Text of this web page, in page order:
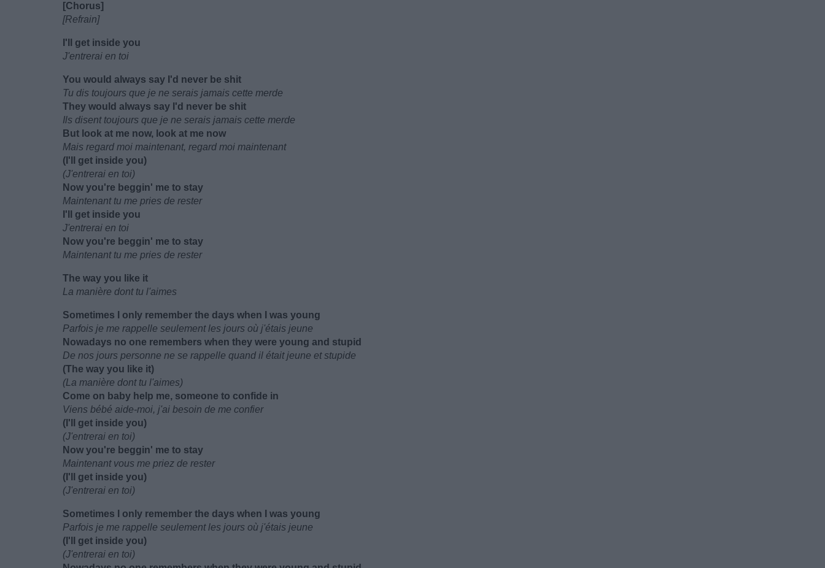
[Chorus]
[Refrain]
I'll get inside you
J'entrerai en toi
You would always say I'd never be shit
Tu dis toujours que je ne serais jamais cette merde
They would always say I'd never be shit
Ils disent toujours que je ne serais jamais cette merde
But look at me now, look at me now
Mais regard moi maintenant, regard moi maintenant
(I'll get inside you)
(J'entrerai en toi)
Now you're beggin' me to stay
Maintenant tu me pries de rester
I'll get inside you
J'entrerai en toi
Now you're beggin' me to stay
Maintenant tu me pries de rester
The way you like it
La manière dont tu l'aimes
Sometimes I only remember the days when I was young
Parfois je me rappelle seulement les jours où j'étais jeune
Nowadays no one remembers when they were young and stupid
De nos jours personne ne se rappelle quand il était jeune et stupide
(The way you like it)
(La manière dont tu l'aimes)
Come on baby help me, someone to confide in
Viens bébé aide-moi, j'ai besoin de me confier
(I'll get inside you)
(J'entrerai en toi)
Now you're beggin' me to stay
Maintenant vous me priez de rester
(I'll get inside you)
(J'entrerai en toi)
Sometimes I only remember the days when I was young
Parfois je me rappelle seulement les jours où j'étais jeune
(I'll get inside you)
(J'entrerai en toi)